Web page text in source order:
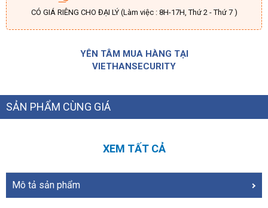
CÓ GIÁ RIÊNG CHO ĐẠI LÝ (Làm việc : 8H-17H, Thứ 2 - Thứ 7 )
YÊN TÂM MUA HÀNG TẠI
VIETHANSECURITY
SẢN PHẨM CÙNG GIÁ
XEM TẤT CẢ
Mô tả sản phẩm